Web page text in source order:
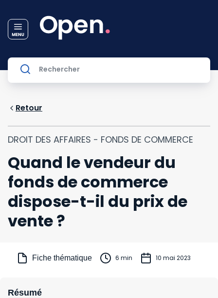
Retour
DROIT DES AFFAIRES - FONDS DE COMMERCE
Quand le vendeur du
fonds de commerce
dispose-t-il du prix de
vente ?
Fiche thématique 6 min 10 mai 2023
Résumé